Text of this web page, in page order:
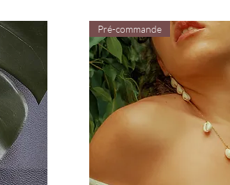
Pré-commande